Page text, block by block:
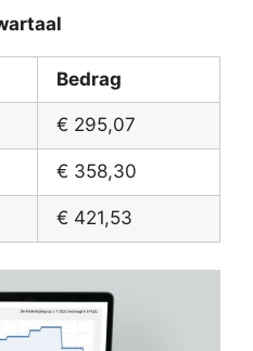
Bedrag
€ 295,07
€ 358,30
€ 421,53